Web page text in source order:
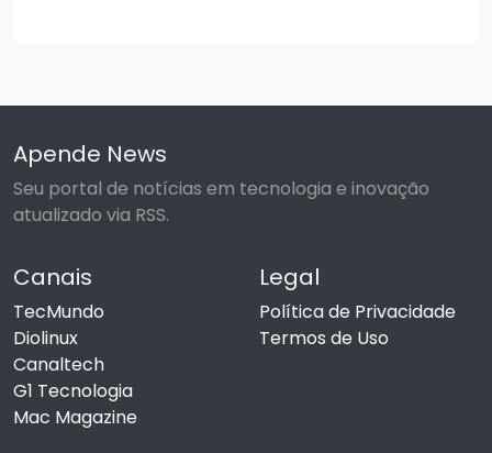
Apende News
Seu portal de notícias em tecnologia e inovação
atualizado via RSS.
Canais
TecMundo
Diolinux
Canaltech
G1 Tecnologia
Mac Magazine
Legal
Política de Privacidade
Termos de Uso